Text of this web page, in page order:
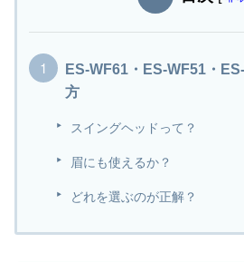
ES-WF61・ES-WF51・
方
スイングヘッドって？
眉にも使えるか？
どれを選ぶのが正解？